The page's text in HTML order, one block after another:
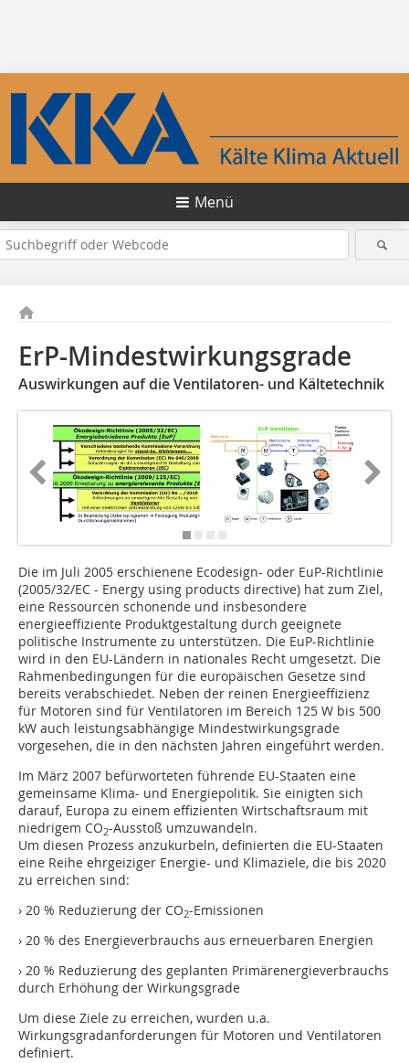
Menü
ErP-Mindestwirkungsgrade
Auswirkungen auf die Ventilatoren- und Kältetechnik
Die im Juli 2005 erschienene Ecodesign- oder EuP-Richtlinie
(2005/32/EC - Energy using products directive) hat zum Ziel,
eine Ressourcen schonende und insbesondere
energieeffiziente Produktgestaltung durch geeignete
politische Instrumente zu unterstützen. Die EuP-Richtlinie
wird in den EU-Ländern in nationales Recht umgesetzt. Die
Rahmenbedingungen für die europäischen Gesetze sind
bereits verabschiedet. Neben der reinen Energieeffizienz
für Motoren sind für Ventilatoren im Bereich 125 W bis 500
kW auch leistungsabhängige Mindestwirkungsgrade
vorgesehen, die in den nächsten Jahren eingeführt werden.
Im März 2007 befürworteten führende EU-Staaten eine
gemeinsame Klima- und Energiepolitik. Sie einigten sich
darauf, Europa zu einem effizienten Wirtschaftsraum mit
niedrigem CO2-Ausstoß umzuwandeln.
Um diesen Prozess anzukurbeln, definierten die EU-Staaten
eine Reihe ehrgeiziger Energie- und Klimaziele, die bis 2020
zu erreichen sind:
› 20 % Reduzierung der CO2-Emissionen
› 20 % des Energieverbrauchs aus erneuerbaren Energien
› 20 % Reduzierung des geplanten Primärenergieverbrauchs
durch Erhöhung der Wirkungsgrade
Um diese Ziele zu erreichen, wurden u.a.
Wirkungsgradanforderungen für Motoren und Ventilatoren
definiert.